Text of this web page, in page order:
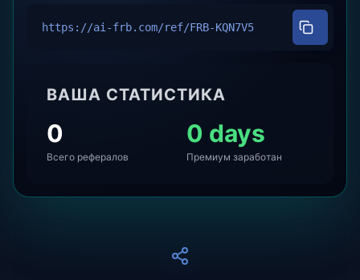
https://ai-frb.com/ref/FRB-KQN7V5
ВАША СТАТИСТИКА
0
Всего рефералов
0 days
Премиум заработан